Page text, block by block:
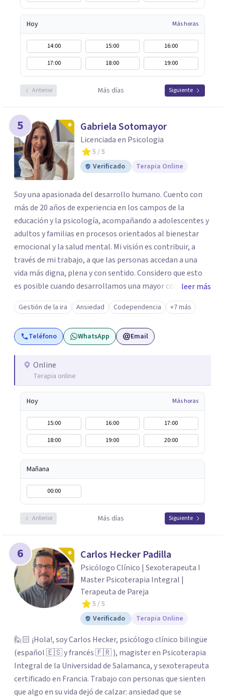
Hoy Más horas
14:00 15:00
16:00
17:00
18:00 19:00
Anterior Más días Siguiente
5 Gabriela Sotomayor
Licenciada en Psicologia
5 / 5
Verificado
Terapia Online
Soy una apasionada del desarrollo humano. Cuento con
más de 20 años de experiencia en los campos de la
educación y la psicología, acompañando a adolescentes y
adultos y familias en procesos orientados al bienestar
emocional y la salud mental. Mi visión es contribuir, a
través de mi trabajo, a que las personas accedan a una
vida más digna, plena y con sentido. Considero que esto
es posible cuando desarrollamos una mayor conciencia
de nuestro mundo interior y de la manera en que nuestras
experiencias influyen en nuestra forma de sentir, pensar y
relacionarnos. Mi misión es ofrecer un espacio de
acompañamiento en salud mental basado en la
cada persona. Integro conocimientos y herramientas de
la psicología con un enfoque informado en trauma para
ayudar a mis clientes a comprender sus conflictos
internos, fortalecer sus recursos personales, desarrollar
nuevas estrategias de afrontamiento y avanzar con
mayor claridad, resiliencia y bienestar. Creo
profundamente en la autoconciencia como un camino
fundamental para la transformación personal y para
construir una vida más auténtica y significativa.
leer más
Gestión de la ira Ansiedad Codependencia +7 más
Teléfono WhatsApp Email
Online
Terapia online
Hoy Más horas
15:00 16:00
17:00
18:00
19:00 20:00
Mañana
00:00
Anterior Más días Siguiente
6 Carlos Hecker Padilla
Psicólogo Clínico | Sexoterapeuta I
Master Psicoterapia Integral |
Terapeuta de Pareja
5 / 5
Verificado
Terapia Online
🙋🏻 ¡Hola!, soy Carlos Hecker, psicólogo clínico bilingüe
(español 🇪🇸 y francés 🇫🇷 ), magister en Psicoterapia
Integral de la Universidad de Salamanca, y sexoterapeuta
certificado en Francia. Trabajo con personas que sienten
que algo en su vida dejó de calzar: ansiedad que se